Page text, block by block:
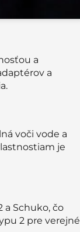
a
a
voči vode a
je
a Schuko, čo
2 pre verejné